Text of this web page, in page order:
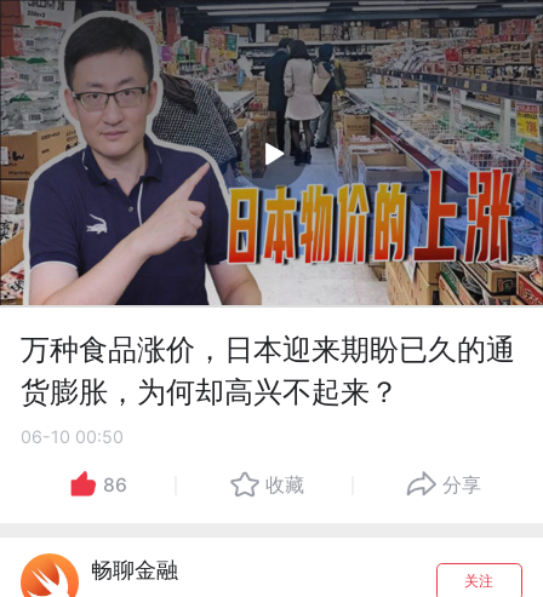
万种食品涨价，日本迎来期盼已久的通
货膨胀，为何却高兴不起来？
06-10 00:50
86 收藏 分享
畅聊金融 关注